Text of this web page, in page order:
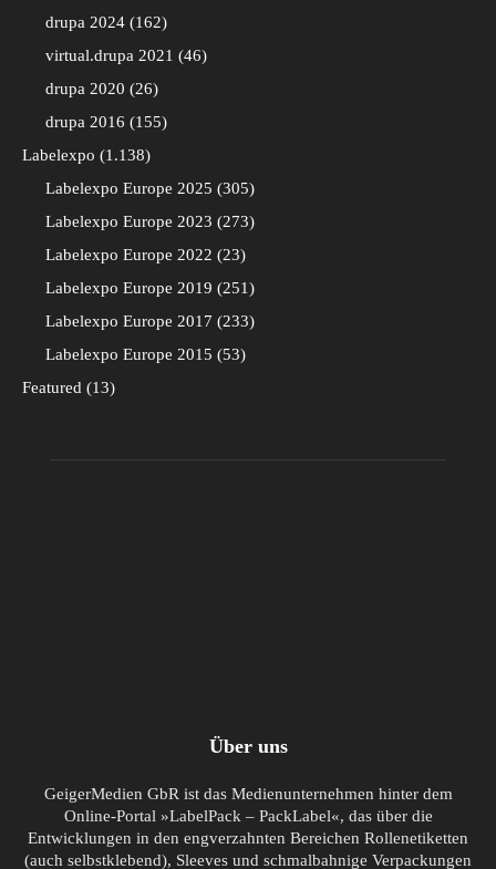
drupa 2024
162
virtual.drupa 2021
46
drupa 2020
26
drupa 2016
155
Labelexpo
1.138
Labelexpo Europe 2025
305
Labelexpo Europe 2023
273
Labelexpo Europe 2022
23
Labelexpo Europe 2019
251
Labelexpo Europe 2017
233
Labelexpo Europe 2015
53
Featured
13
Über uns
GeigerMedien GbR ist das Medienunternehmen hinter dem
Online-Portal »LabelPack – PackLabel«, das über die
Entwicklungen in den engverzahnten Bereichen Rollenetiketten
(auch selbstklebend), Sleeves und schmalbahnige Verpackungen